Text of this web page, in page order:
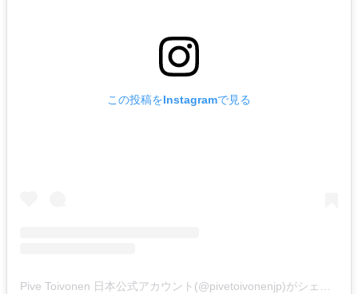
この投稿をInstagramで見る